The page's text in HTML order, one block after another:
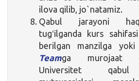
ilova qilib, jo`natamiz.
Qabul jarayoni
tugʻilganda kurs
berilgan manzilga yoki
Teamga murojaat
Universitet qabul